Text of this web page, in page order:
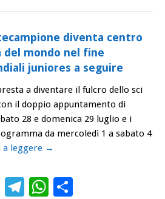
diventa centro
del mondo nel fine
juniores a seguire
a diventare il fulcro dello sci
il doppio appuntamento di
28 e domenica 29 luglio e i
da mercoledì 1 a sabato 4
a leggere →
Twitter
Telegram
WhatsApp